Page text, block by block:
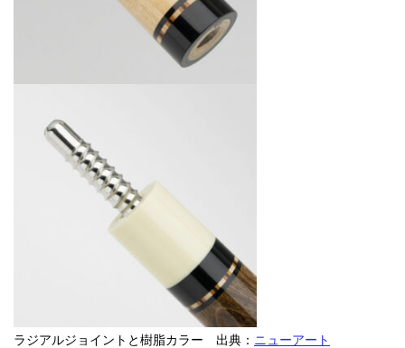
ラジアルジョイントと樹脂カラー 出典： ニューアート